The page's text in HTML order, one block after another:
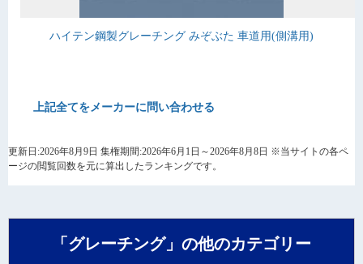
ハイテン鋼製グレーチング みぞぶた 車道用(側溝用)
上記全てをメーカーに問い合わせる
更新日:2026年8月9日 集権期間:2026年6月1日～2026年8月8日 ※当サイトの各ペ
ージの閲覧回数を元に算出したランキングです。
「グレーチング」の他のカテゴリー